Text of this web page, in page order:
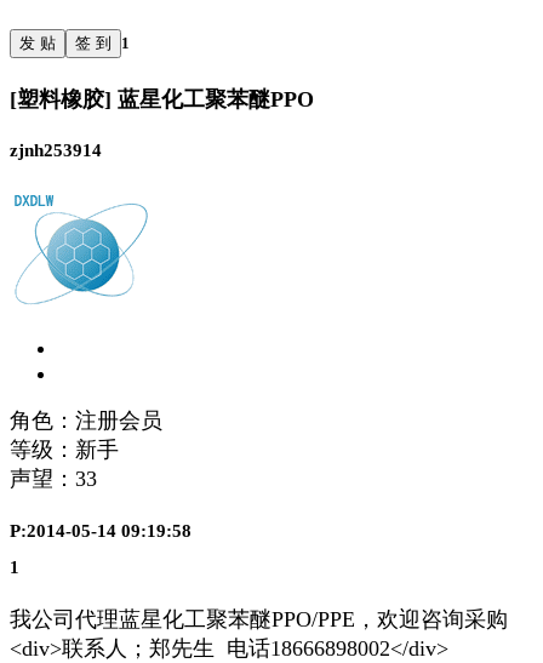
发 贴 签 到 1
[塑料橡胶] 蓝星化工聚苯醚PPO
zjnh253914
角色：注册会员
等级：新手
声望： 33
P:2014-05-14 09:19:58
1
我公司代理蓝星化工聚苯醚PPO/PPE，欢迎咨询采购
<div>联系人；郑先生 电话18666898002</div>